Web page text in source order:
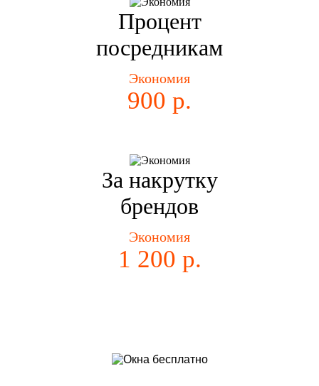
Процент
посредникам
Экономия
900 р.
За накрутку
брендов
Экономия
1 200 р.